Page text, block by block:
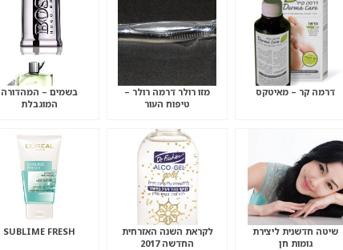
דרמה קר – מאיטקס
מזו רולר דרמה רולר –
טיפוח העור
בשמים – המהדורה
המוגבלת
שיטה חדשנית ליצירת
גומות חן
לקראת השנה האזרחית
החדשה 2017
SUBLIME FRESH